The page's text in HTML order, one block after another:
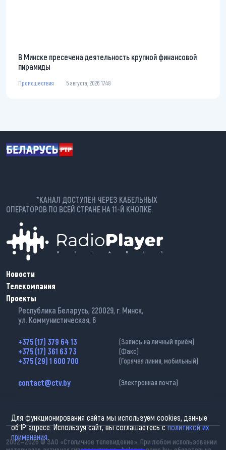
В Минске пресечена деятельность крупной финансовой
пирамиды
Происшествия 5 августа, 2026 17:48
*КАНАЛ ДОСТУПЕН ЧЕРЕЗ КАБЕЛЬНЫХ
ОПЕРАТОРОВ ПО ВСЕЙ СТРАНЕ НА 11-Й КНОПКЕ.
Новости
Телекомпания
Проекты
Республика Беларусь, 220029, г. Минск,
ул. Коммунистическая, 6
+375 (17) 379 64 13 (Запись на личный приём)
+375 (17) 361 63 73 (Факс)
+375 (29) 1 600 700 (Горячая линия, мобильный)
contact@ctv.by (Электронная почта)
2002—2026 © ЗАО «Столичное телевидение». При любом использовании
Для функционирования сайта мы используем cookies, данные
об IP адресе. Используя сайт, вы соглашаетесь сполитикой их
применения.